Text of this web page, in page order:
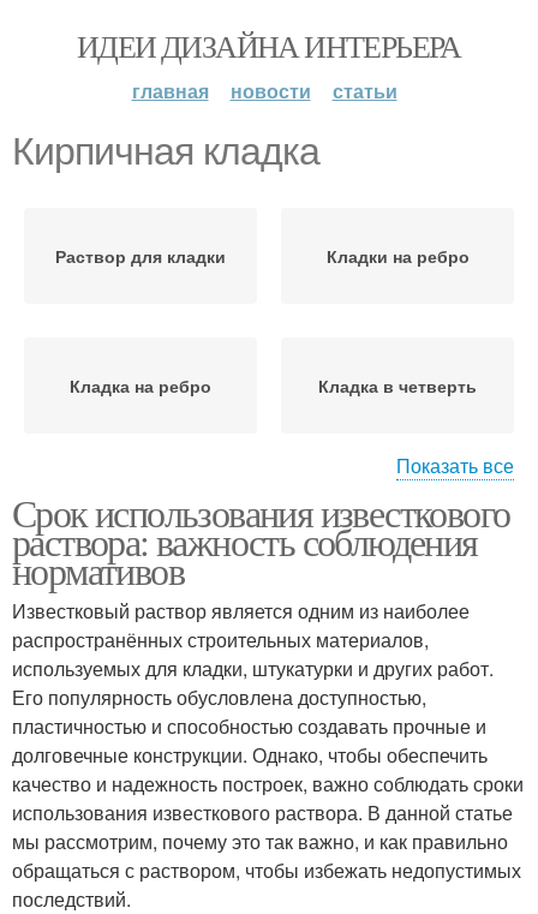
ИДЕИ ДИЗАЙНА ИНТЕРЬЕРА
главная новости статьи
Кирпичная кладка
Раствор для кладки Кладки на ребро
Кладка на ребро Кладка в четверть
Кирпичная перегородка Кирпичные стены
Кирпичная стена Кладки в интерьер
Кладки на стену Кладка в интерьере
Кухни с кирпичной
Показать все
Срок использования известкового
раствора: важность соблюдения
нормативов
Известковый раствор является одним из наиболее
распространённых строительных материалов,
используемых для кладки, штукатурки и других работ.
Его популярность обусловлена доступностью,
пластичностью и способностью создавать прочные и
долговечные конструкции. Однако, чтобы обеспечить
качество и надежность построек, важно соблюдать сроки
использования известкового раствора. В данной статье
мы рассмотрим, почему это так важно, и как правильно
обращаться с раствором, чтобы избежать недопустимых
последствий.